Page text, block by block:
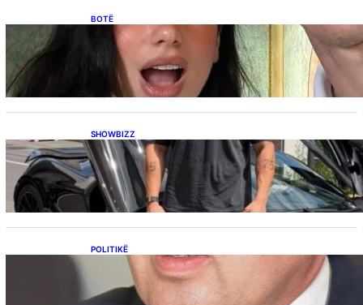
BOTË
Besnik Qaka rrëfen atmosferën në dasmën e
Dua Lipës: “Një event gjigant me emra
botërorë”
SHOWBIZZ
Ish-banori i Big Brother VIP Kosova, Eduart
Kuqi ua mbyll gojën kritikëve, publikon
dëshmi për supermakinën luksoze
POLITIKË
Përplasja VV-LDK për gazin amerikan,
Kërçeli i përgjigjet Hotit: “Mbrojeni LDK-në, jo
aleancën me SHBA-në”